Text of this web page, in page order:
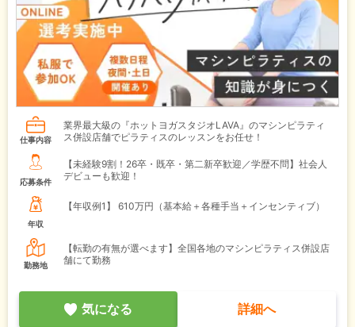
仕事内容
業界最大級の『ホットヨガスタジオLAVA』のマシンピラティ
ス併設店舗でピラティスのレッスンをお任せ！
応募条件
【未経験9割！26卒・既卒・第二新卒歓迎／学歴不問】社会人
デビューも歓迎！
年収
【年収例1】 610万円（基本給＋各種手当＋インセンティブ）
勤務地
【転勤の有無が選べます】全国各地のマシンピラティス併設店
舗にて勤務
気になる 詳細へ